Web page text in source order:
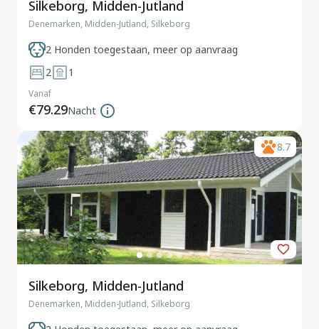
Silkeborg, Midden-Jutland
Denemarken, Midden-Jutland, Silkeborg
2 Honden toegestaan, meer op aanvraag
2
1
Vanaf
€79.29Nacht
8.7
Silkeborg, Midden-Jutland
Denemarken, Midden-Jutland, Silkeborg